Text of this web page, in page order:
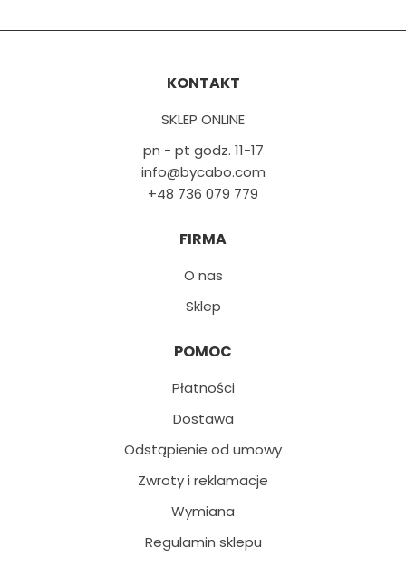
KONTAKT
SKLEP ONLINE
pn - pt godz. 11-17
info@bycabo.com
+48 736 079 779
FIRMA
O nas
Sklep
POMOC
Płatności
Dostawa
Odstąpienie od umowy
Zwroty i reklamacje
Wymiana
Regulamin sklepu